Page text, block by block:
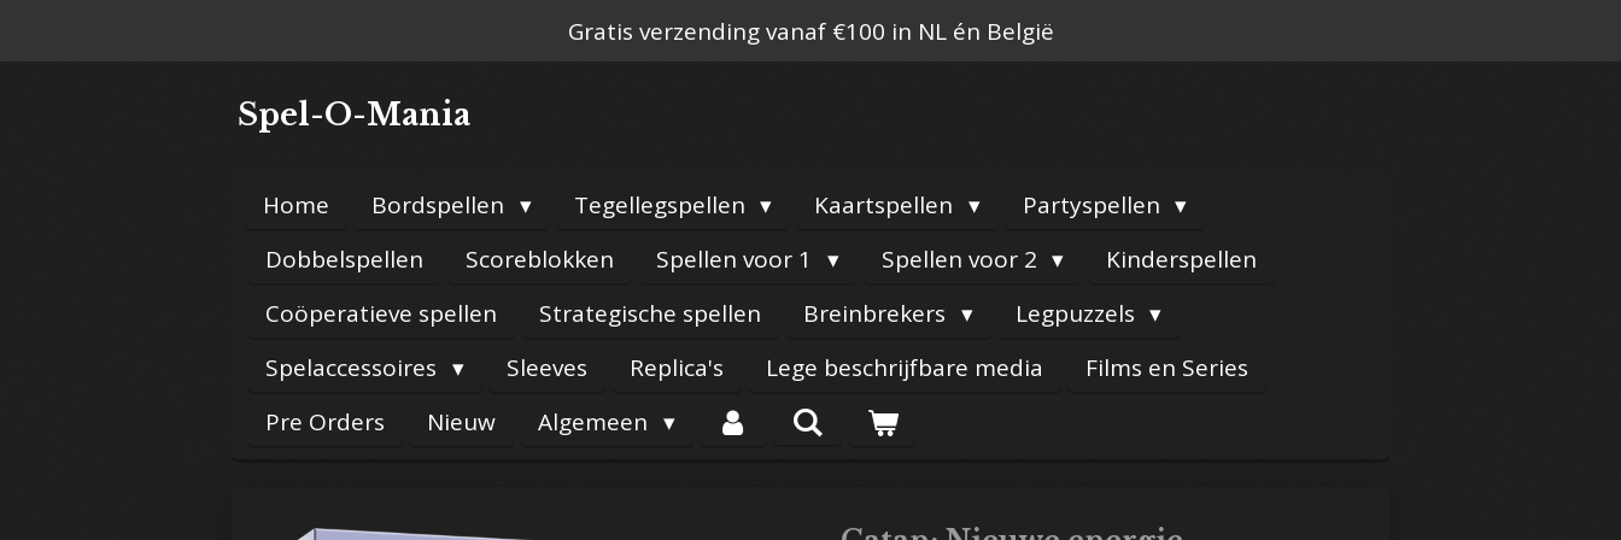
Gratis verzending vanaf €100 in NL én België
Spel-O-Mania
Home Bordspellen Tegellegspellen Kaartspellen
Partyspellen
Dobbelspellen
Scoreblokken Spellen voor 1 Spellen voor 2
Kinderspellen
Coöperatieve spellen
Strategische spellen Breinbrekers
Legpuzzels
Spelaccessoires
Sleeves Replica's Lege beschrijfbare media
Films en Series
Pre Orders
Nieuw Algemeen